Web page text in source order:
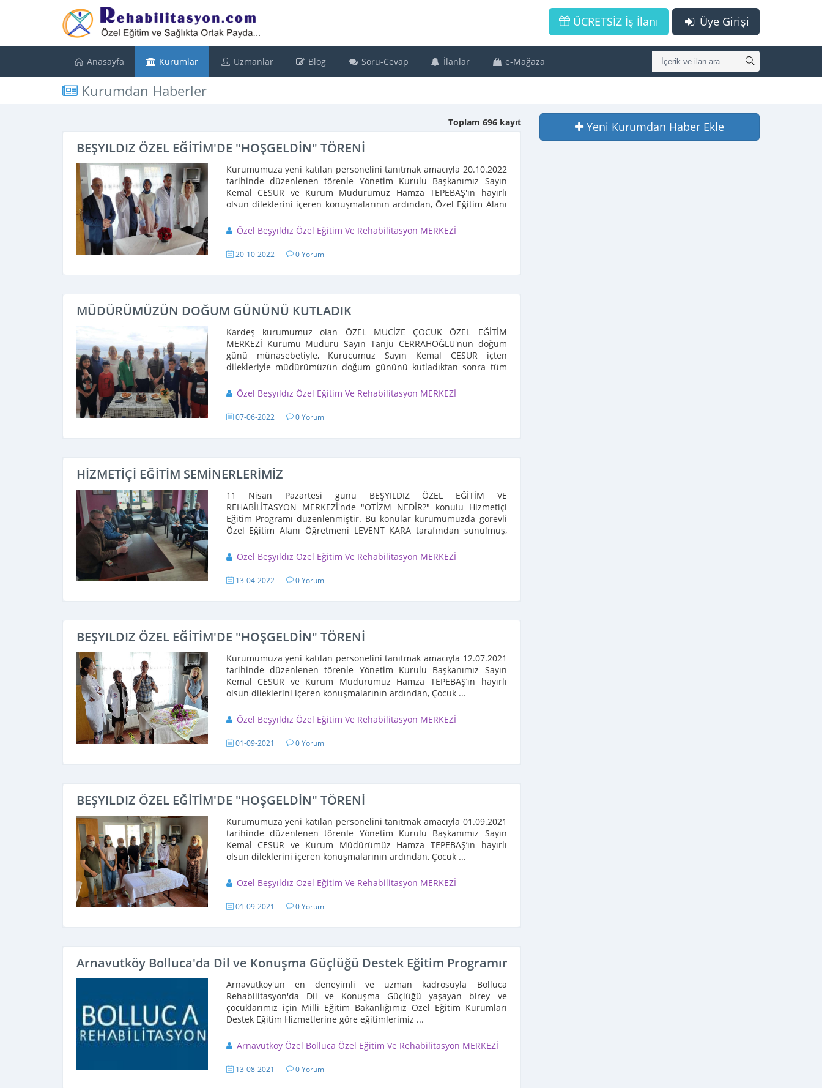
Üye Girişi
ÜCRETSİZ İş İlanı
Anasayfa Kurumlar Uzmanlar Blog Soru-Cevap İlanlar e-Mağaza
Kurumdan Haberler
Toplam 696 kayıt
BEŞYILDIZ ÖZEL EĞİTİM'DE "HOŞGELDİN" TÖRENİ
Kurumumuza yeni katılan personelini tanıtmak amacıyla 20.10.2022
tarihinde düzenlenen törenle Yönetim Kurulu Başkanımız Sayın
Kemal CESUR ve Kurum Müdürümüz Hamza TEPEBAŞ'ın hayırlı
olsun dileklerini içeren konuşmalarının ardından, Özel Eğitim Alanı
Öğretmeni Sayın Firdevs ...
Özel Beşyıldız Özel Eğitim Ve Rehabilitasyon MERKEZİ
20-10-2022 0 Yorum
MÜDÜRÜMÜZÜN DOĞUM GÜNÜNÜ KUTLADIK
Kardeş kurumumuz olan ÖZEL MUCİZE ÇOCUK ÖZEL EĞİTİM
MERKEZİ Kurumu Müdürü Sayın Tanju CERRAHOĞLU'nun doğum
günü münasebetiyle, Kurucumuz Sayın Kemal CESUR içten
dilekleriyle müdürümüzün doğum gününü kutladıktan sonra tüm
Özel Beşyıldız Özel Eğitim Ve Rehabilitasyon MERKEZİ
07-06-2022 0 Yorum
HİZMETİÇİ EĞİTİM SEMİNERLERİMİZ
11 Nisan Pazartesi günü BEŞYILDIZ ÖZEL EĞİTİM VE
REHABİLİTASYON MERKEZİ'nde "OTİZM NEDİR?" konulu Hizmetiçi
Eğitim Programı düzenlenmiştir. Bu konular kurumumuzda görevli
Özel Eğitim Alanı Öğretmeni LEVENT KARA tarafından sunulmuş,
Özel Beşyıldız Özel Eğitim Ve Rehabilitasyon MERKEZİ
13-04-2022 0 Yorum
BEŞYILDIZ ÖZEL EĞİTİM'DE "HOŞGELDİN" TÖRENİ
Kurumumuza yeni katılan personelini tanıtmak amacıyla 12.07.2021
tarihinde düzenlenen törenle Yönetim Kurulu Başkanımız Sayın
Kemal CESUR ve Kurum Müdürümüz Hamza TEPEBAŞ’ın hayırlı
olsun dileklerini içeren konuşmalarının ardından, Çocuk ...
Özel Beşyıldız Özel Eğitim Ve Rehabilitasyon MERKEZİ
01-09-2021 0 Yorum
BEŞYILDIZ ÖZEL EĞİTİM'DE "HOŞGELDİN" TÖRENİ
Kurumumuza yeni katılan personelini tanıtmak amacıyla 01.09.2021
tarihinde düzenlenen törenle Yönetim Kurulu Başkanımız Sayın
Kemal CESUR ve Kurum Müdürümüz Hamza TEPEBAŞ’ın hayırlı
olsun dileklerini içeren konuşmalarının ardından, Çocuk ...
Özel Beşyıldız Özel Eğitim Ve Rehabilitasyon MERKEZİ
01-09-2021 0 Yorum
Arnavutköy Bolluca'da Dil ve Konuşma Güçlüğü Destek Eğitim Programımız Hizmete Açıldı
Arnavutköy'ün en deneyimli ve uzman kadrosuyla Bolluca
Rehabilitasyon'da Dil ve Konuşma Güçlüğü yaşayan birey ve
çocuklarımız için Milli Eğitim Bakanlığımız Özel Eğitim Kurumları
Destek Eğitim Hizmetlerine göre eğitimlerimiz ...
Arnavutköy Özel Bolluca Özel Eğitim Ve Rehabilitasyon MERKEZİ
13-08-2021 0 Yorum
Yeni Kurumdan Haber Ekle